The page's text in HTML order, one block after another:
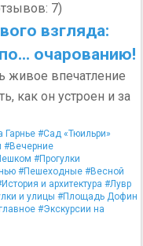
7)
взгляда:
очарованию!
живое впечатление
как он устроен и за
Гарнье #Сад «Тюильри»
#Вечерние
#Прогулки
#Пешеходные #Весной
и архитектура #Лувр
и улицы #Площадь Дофин
#Экскурсии на